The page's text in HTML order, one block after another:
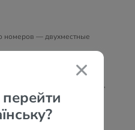
номеров — двухместные
мини-бар, сейф,
фен, постельное белье,
ALANYA / TÜRKİYE